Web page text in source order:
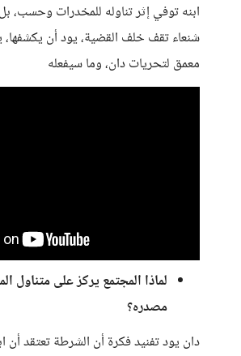
ابنه توفي إثر تناوله للمخدرات
شنعاء تقف خلف القضية، يود أن يكشفها،
معمق لتحريات دان، وما سيفعله
لماذا المجتمع يركز على متناول
مصدره؟
دان يود تفنيد فكرة أن الشرطة تعتقد أن